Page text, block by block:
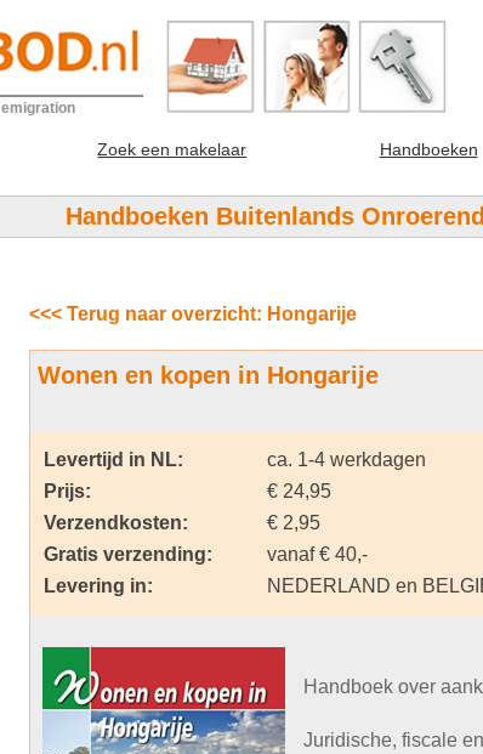
emigration
Zoek een makelaar Handboeken
Handboeken Buitenlands
<<< Terug naar overzicht: Hongarije
Wonen en kopen in Hongarije
Levertijd in NL:
ca. 1-4 werkdagen
Prijs:
€ 24,95
Verzendkosten:
€ 2,95
Gratis verzending:
vanaf € 40,-
Levering in:
NEDERLAND en
Handboek over
Juridische, fiscale